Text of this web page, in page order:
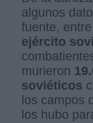
algunos
fuente, entre
ejército
murieron
soviéticos
los campos
los hubo